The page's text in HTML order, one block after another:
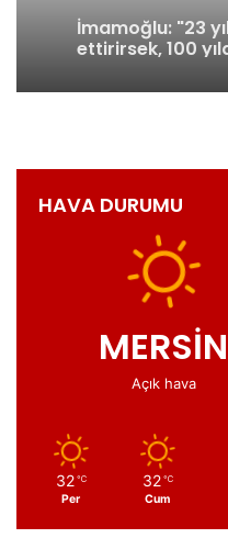
5 Ocak 2023
sağlayarak,
İmamoğlu: "23
ettirirsek, 100
İstanbul'un
HAVA DURUMU
MERSİN
Açık hava
32 ℃
Per
32 ℃
Cum